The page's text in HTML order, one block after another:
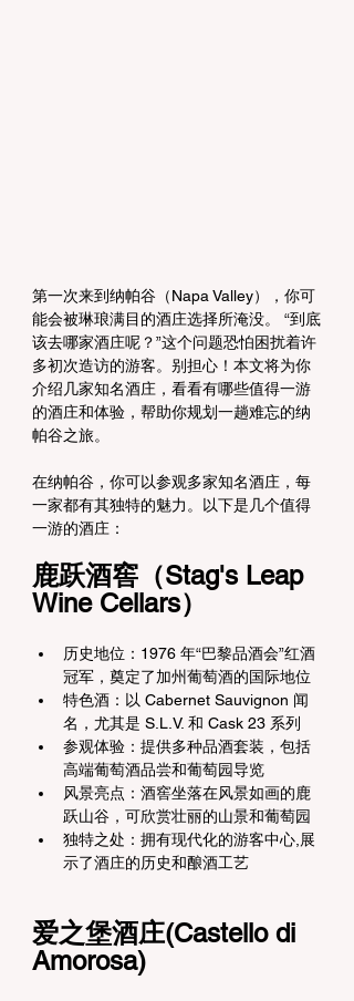
第一次来到纳帕谷（Napa Valley），你可
能会被琳琅满目的酒庄选择所淹没。 “到底
该去哪家酒庄呢？”这个问题恐怕困扰着许
多初次造访的游客。别担心！本文将为你
介绍几家知名酒庄，看看有哪些值得一游
的酒庄和体验，帮助你规划一趟难忘的纳
帕谷之旅。
在纳帕谷，你可以参观多家知名酒庄，每
一家都有其独特的魅力。以下是几个值得
一游的酒庄：
鹿跃酒窖（Stag's Leap
Wine Cellars）
历史地位：1976 年“巴黎品酒会”红酒
冠军，奠定了加州葡萄酒的国际地位
特色酒：以 Cabernet Sauvignon 闻
名，尤其是 S.L.V. 和 Cask 23 系列
参观体验：提供多种品酒套装，包括
高端葡萄酒品尝和葡萄园导览
风景亮点：酒窖坐落在风景如画的鹿
跃山谷，可欣赏壮丽的山景和葡萄园
独特之处：拥有现代化的游客中心,展
示了酒庄的历史和酿酒工艺
爱之堡酒庄(Castello di
Amorosa)